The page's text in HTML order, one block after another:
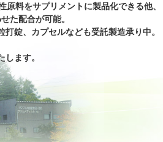
料をサプリメントに製品化できる他、
た配合が可能。
錠、カプセルなども受託製造承り中。
ます。